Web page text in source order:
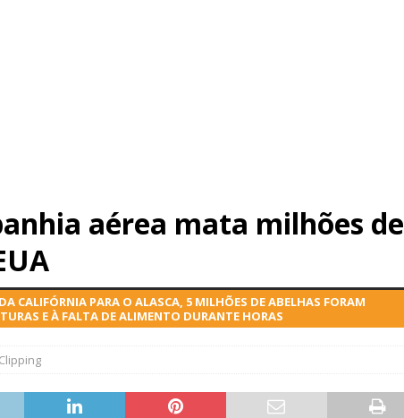
aérea mata milhões de
CALIFÓRNIA PARA O ALASCA, 5 MILHÕES DE ABELHAS FORAM
E À FALTA DE ALIMENTO DURANTE HORAS
Clipping